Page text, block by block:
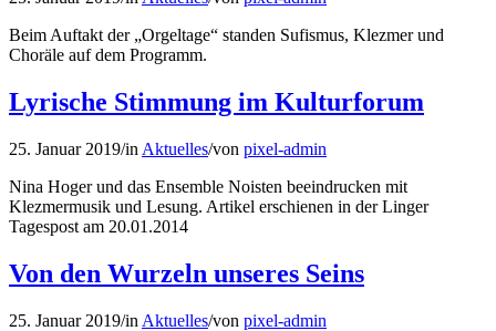
Beim Auftakt der „Orgeltage“ standen Sufismus, Klezmer und
Choräle auf dem Programm.
Lyrische Stimmung im Kulturforum
25. Januar 2019/in Aktuelles/von pixel-admin
Nina Hoger und das Ensemble Noisten beeindrucken mit
Klezmermusik und Lesung. Artikel erschienen in der Linger
Tagespost am 20.01.2014
Von den Wurzeln unseres Seins
25. Januar 2019/in Aktuelles/von pixel-admin